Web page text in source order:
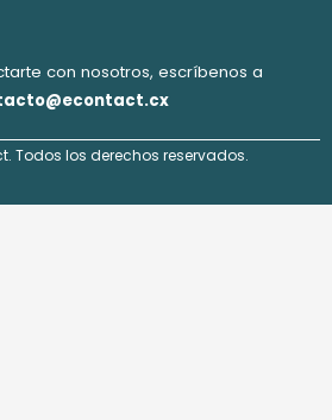
con nosotros, escríbenos a
Todos los derechos reservados.